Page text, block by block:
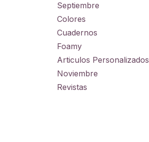
Septiembre
Colores
Cuadernos
Foamy
Articulos Personalizados
Noviembre
Revistas